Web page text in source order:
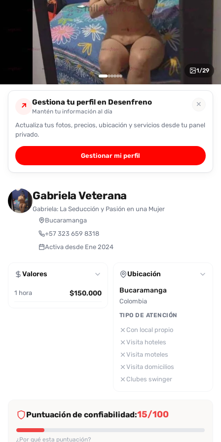
encontrarlas
fácilmente.
Entendido
1/29
↗ Gestiona tu perfil en Desenfreno
Mantén tu información al día
✕
Actualiza tus fotos, precios, ubicación y servicios desde tu panel
privado.
Gestionar mi perfil
Gabriela Veterana
Gabriela: La Seducción y Pasión en una Mujer
Bucaramanga
+57 323 659 8318
Activa desde Ene 2024
Valores
1 hora $150.000
Ubicación
Bucaramanga
Colombia
TIPO DE ATENCIÓN
Con local propio
Visita hoteles
Visita moteles
Visita domicilios
Clubes swinger
Puntuación de confiabilidad:15/100
¿Por qué esta puntuación?